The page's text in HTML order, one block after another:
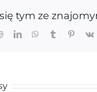
tym ze
RedditLinkedInWhatsApp
Tumblr